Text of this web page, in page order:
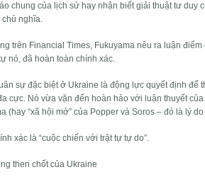
chung của lịch sử hay nhận biết giải thuật tư
chủ nghĩa.
trên Financial Times, Fukuyama nêu ra luận
nó, đã hoàn toàn chính xác.
sự đặc biệt ở Ukraine là động lực quyết định
cực. Nó vừa vặn đến hoàn hảo với luận thuyết
(hay “xã hội mở” của Popper và Soros – đó là lý
xác là “cuộc chiến với trật tự tự do”.
then chốt của Ukraine